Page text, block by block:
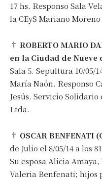
17 hs. Responso Sala
la CEyS Mariano
† ROBERTO MARIO
en la Ciudad de Nueve
Sala 5. Sepultura 10/05/
María Naón. Responso
Jesús. Servicio
Ltda.
† OSCAR BENFENATI
de Julio el 8/05/14 a los
Su esposa Alicia
Valeria Benfenati; hijos